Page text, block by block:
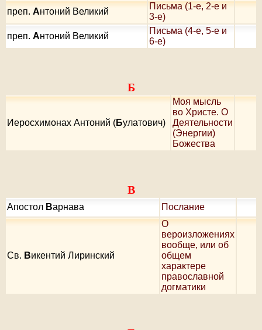
преп. Антоний Великий
Письма (1-е, 2-е и
3-е)
преп. Антоний Великий
Письма (4-е, 5-е и
6-е)
Б
Иеросхимонах Антоний (Булатович)
Моя мысль
во Христе. О
Деятельности
(Энергии)
Божества
В
Апостол Варнава Послание
Cв. Викентий Лиринский
О
вероизложениях
вообще, или об
общем
характере
православной
догматики